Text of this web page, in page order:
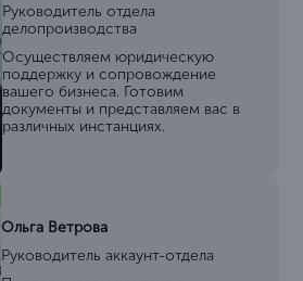
Руководитель отдела
делопроизводства
Осуществляем юридическую
поддержку и сопровождение
вашего бизнеса. Готовим
документы и представляем вас в
различных инстанциях.
Ольга Ветрова
Руководитель аккаунт-отдела